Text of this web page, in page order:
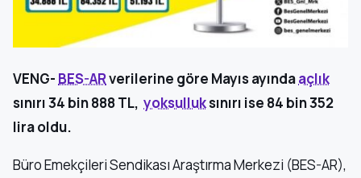
VENG- BES-ARverilerine göre Mayıs ayındaaçlık
sınırı 34 bin 888 TL, yoksulluksınırı ise 84 bin 352
lira oldu.
Büro Emekçileri Sendikası Araştırma Merkezi (BES-AR),